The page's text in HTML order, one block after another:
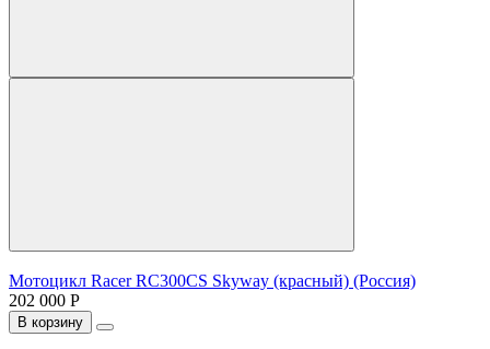
Мотоцикл Racer RC300CS Skyway (красный) (Россия)
202 000 Р
В корзину